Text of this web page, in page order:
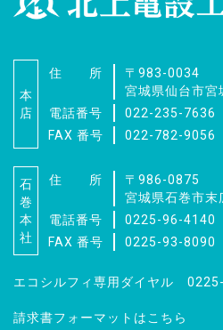
本
店
住 所
〒983-0034
宮城県仙台市
電話番号
022-235-7636
FAX 番号
022-782-9056
石
巻
本
社
住 所
〒986-0875
宮城県石巻市末
電話番号
0225-96-4140
FAX 番号
0225-93-8090
エコシルフィ専用ダイヤル
請求書フォーマットはこちら